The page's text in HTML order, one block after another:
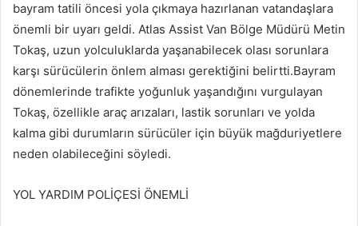
bayram tatili öncesi yola çıkmaya hazırlanan vatandaşlara
önemli bir uyarı geldi. Atlas Assist Van Bölge Müdürü Metin
Tokaş, uzun yolculuklarda yaşanabilecek olası sorunlara
karşı sürücülerin önlem alması gerektiğini belirtti.Bayram
dönemlerinde trafikte yoğunluk yaşandığını vurgulayan
Tokaş, özellikle araç arızaları, lastik sorunları ve yolda
kalma gibi durumların sürücüler için büyük mağduriyetlere
neden olabileceğini söyledi.
YOL YARDIM POLİÇESİ ÖNEMLİ